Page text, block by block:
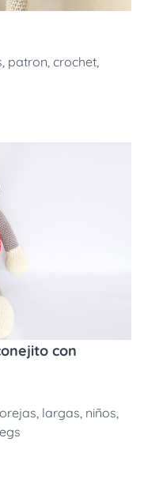
, patron, crochet,
con
orejas, largas, niños,